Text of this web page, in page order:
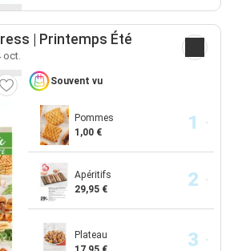
| Printemps Été
oct.
Souvent vu
Pommes
1,00 €
Apéritifs
29,95 €
Plateau